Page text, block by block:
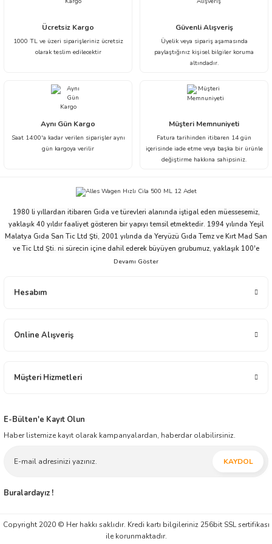
Ürün resmi kalitesiz, bozuk veya görüntülenemiyor.
Ürün açıklamasında eksik bilgiler bulunuyor.
Bu ürüne benzer farklı alternatifler olmalı.
Ücretsiz Kargo
1000 TL ve üzeri siparişleriniz ücretsiz
olarak teslim edilecektir
Güvenli Alışveriş
Üyelik veya sipariş aşamasında
paylaştığınız kişisel bilgiler koruma
altındadır.
Aynı Gün Kargo
Saat 14:00'a kadar verilen siparişler aynı
gün kargoya verilir
Müşteri Memnuniyeti
Fatura tarihinden itibaren 14 gün
içerisinde iade etme veya başka bir ürünle
değiştirme hakkına sahipsiniz.
1980 li yıllardan itibaren Gıda ve türevleri alanında iştigal eden müessesemiz,
yaklaşık 40 yıldır faaliyet gösteren bir yapıyı temsil etmektedir. 1994 yılında Yeşil
Malatya Gıda San Tic Ltd Şti, 2001 yılında da Yeryüzü Gıda Temz ve Kırt Mad San
ve Tic Ltd Şti. ni sürecin içine dahil ederek büyüyen grubumuz, yaklaşık 100'e
yakın çalışanı ve ticari partnerleriyle beraber bu ivmesini devam ettirme niyeti ve
sektöründe faaliyet göstermektedir. Çikolata, Atıştırmalık, Elektronik, Ev - Yaşam,
anlayışını harmanlayarak, ticaretin zaman ve mekân faydasını yansıtmaya ilelebet
Hesabım
Online Alışveriş
Müşteri Hizmetleri
E-Bülten'e Kayıt Olun
Haber listemize kayıt olarak kampanyalardan, haberdar olabilirsiniz.
KAYDOL
Buralardayız !
Copyright 2020 © Her hakkı saklıdır. Kredi kartı bilgileriniz 256bit SSL sertifikası
ile korunmaktadır.